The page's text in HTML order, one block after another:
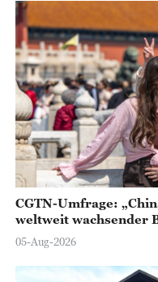
CGTN-Umfrage:
weltweit wachsender
05-Aug-2026